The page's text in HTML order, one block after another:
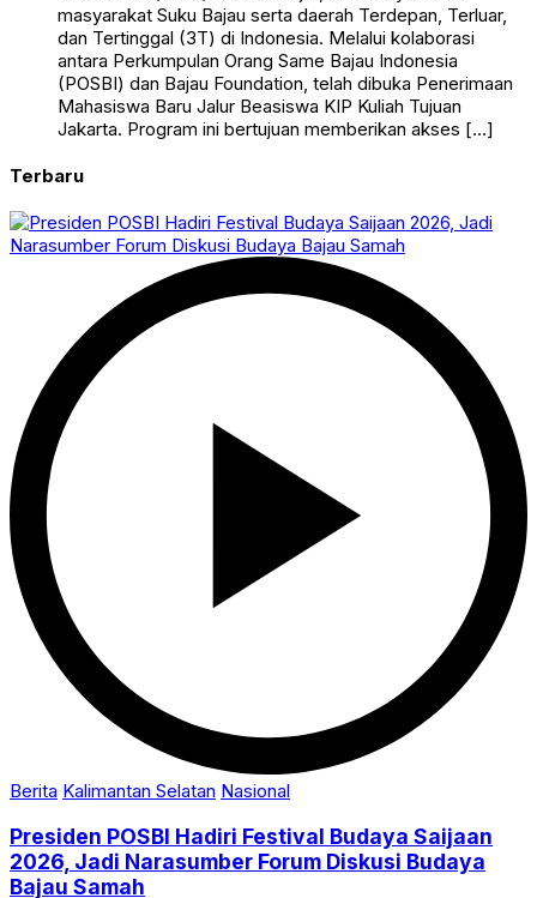
masyarakat Suku Bajau serta daerah Terdepan, Terluar,
dan Tertinggal (3T) di Indonesia. Melalui kolaborasi
antara Perkumpulan Orang Same Bajau Indonesia
(POSBI) dan Bajau Foundation, telah dibuka Penerimaan
Mahasiswa Baru Jalur Beasiswa KIP Kuliah Tujuan
Jakarta. Program ini bertujuan memberikan akses […]
Terbaru
Berita Kalimantan Selatan Nasional
Presiden POSBI Hadiri Festival Budaya Saijaan
2026, Jadi Narasumber Forum Diskusi Budaya
Bajau Samah